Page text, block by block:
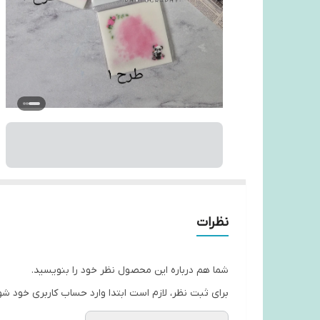
نظرات
شما هم درباره این محصول نظر خود را بنویسید.
برای ثبت نظر، لازم است ابتدا وارد حساب کاربری خود